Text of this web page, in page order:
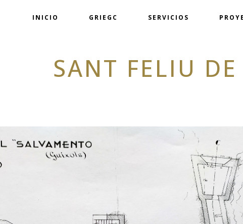
INICIO GRIEGC SERVICIOS
SANT FELIU